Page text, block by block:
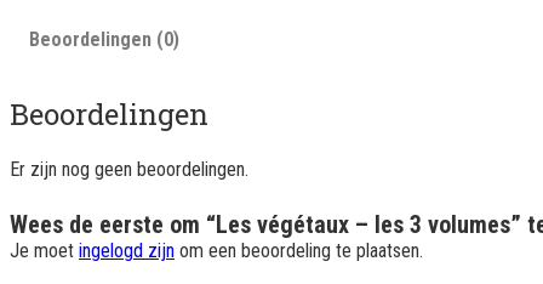
Beoordelingen (0)
Beoordelingen
Er zijn nog geen beoordelingen.
Wees de eerste om “Les végétaux – les 3 volumes”
Je moet ingelogd zijn om een beoordeling te plaatsen.